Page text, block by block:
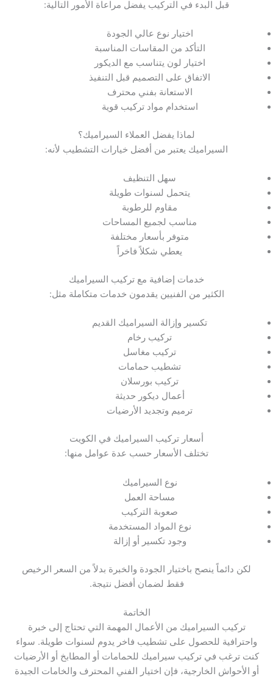
قبل البدء في التركيب يفضل مراعاة الأمور التالية:
اختيار نوع عالي الجودة
التأكد من المقاسات المناسبة
اختيار لون يتناسب مع الديكور
الاتفاق على التصميم قبل التنفيذ
الاستعانة بفني محترف
استخدام مواد تركيب قوية
لماذا يفضل العملاء السيراميك؟
السيراميك يعتبر من أفضل خيارات التشطيب لأنه:
سهل التنظيف
يتحمل لسنوات طويلة
مقاوم للرطوبة
مناسب لجميع المساحات
متوفر بأسعار مختلفة
يعطي شكلاً فاخراً
خدمات إضافية مع تركيب السيراميك
الكثير من الفنيين يقدمون خدمات متكاملة مثل:
تكسير وإزالة السيراميك القديم
تركيب رخام
تركيب مغاسل
تشطيب حمامات
تركيب بورسلان
أعمال ديكور حديثة
ترميم وتجديد الأرضيات
أسعار تركيب السيراميك في الكويت
تختلف الأسعار حسب عدة عوامل منها:
نوع السيراميك
مساحة العمل
صعوبة التركيب
نوع المواد المستخدمة
وجود تكسير أو إزالة
لكن دائماً ينصح باختيار الجودة والخبرة بدلاً من السعر الرخيص
فقط لضمان أفضل نتيجة.
الخاتمة
تركيب السيراميك من الأعمال المهمة التي تحتاج إلى خبرة
واحترافية للحصول على تشطيب فاخر يدوم لسنوات طويلة. سواء
كنت ترغب في تركيب سيراميك للحمامات أو المطابخ أو الأرضيات
أو الأحواش الخارجية، فإن اختيار الفني المحترف والخامات الجيدة